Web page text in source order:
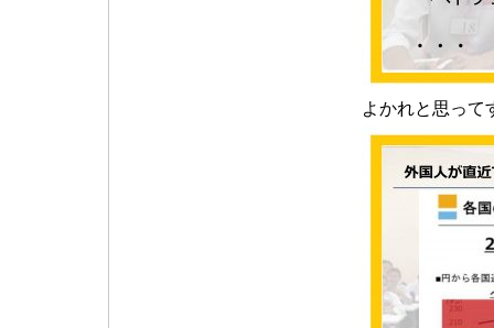
よかれと思って